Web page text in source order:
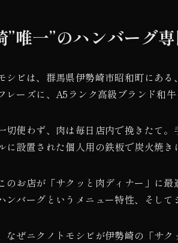
”唯一”のハンバーグ
シビは、群馬県伊勢崎市昭和町にあ
レーズに、A5ランク高級ブランド和
切使わず、肉は毎日店内で挽きたて
に設置された個人用の鉄板で炭火焼き
のお店が「サクッと肉ディナー」に
ンバーグというメニュー特性、そし
なぜニクノトモシビが伊勢崎の「サ